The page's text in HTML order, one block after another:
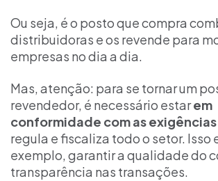
Ou seja, é o posto que compra
distribuidoras e os revende para
empresas no dia a dia.
Mas, atenção: para se tornar um
revendedor, é necessário estarem
conformidade com as exigências
regula e fiscaliza todo o setor. Isso
exemplo, garantir a qualidade do
transparência nas transações.